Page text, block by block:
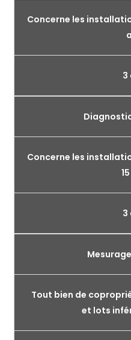
Concerne les
3
Diagnostic
Concerne les
3
Mesurage
Tout bien de
et lots